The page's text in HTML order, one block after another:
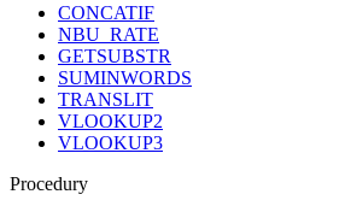
CONCATIF
NBU_RATE
GETSUBSTR
SUMINWORDS
TRANSLIT
VLOOKUP2
VLOOKUP3
Procedury